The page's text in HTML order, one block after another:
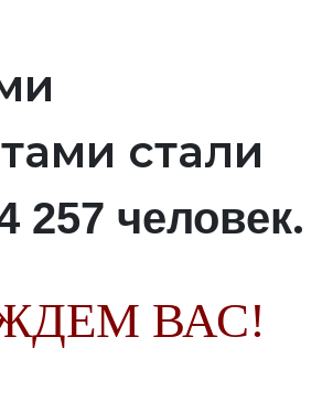
стали
257 человек.
ВАС!